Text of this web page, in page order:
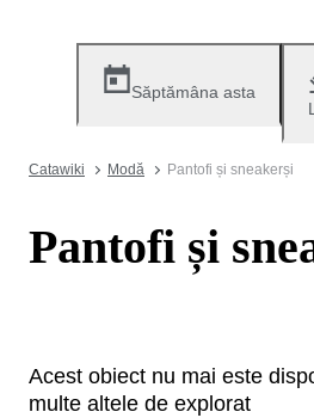
Săptămâna asta
Catawiki Modă Pantofi și sneakerși
Pantofi și
Acest obiect nu mai este
multe altele de explorat